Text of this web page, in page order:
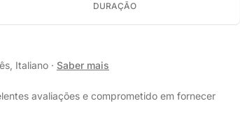
DURAÇÃO
Italiano · Saber mais
avaliações e comprometido em fornecer